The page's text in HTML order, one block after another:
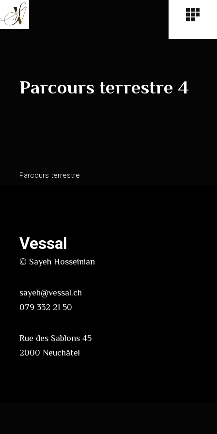
Parcours terrestre 4
Parcours terrestre
Vessal
© Sayeh Hosseinian
sayeh@vessal.ch
079 332 21 50
Rue des Sablons 45
2000 Neuchâtel